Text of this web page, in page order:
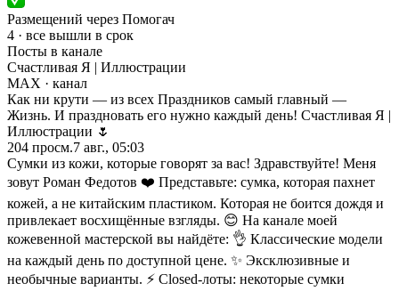
Размещений через Помогач
4 · все вышли в срок
Посты в канале
Счастливая Я | Иллюстрации
MAX · канал
Как ни крути — из всех Праздников самый главный —
Жизнь. И праздновать его нужно каждый день! Счастливая Я |
Иллюстрации 🌷
204 просм.7 авг., 05:03
Сумки из кожи, которые говорят за вас! Здравствуйте! Меня
зовут Роман Федотов ❤️ Представьте: сумка, которая пахнет
кожей, а не китайским пластиком. Которая не боится дождя и
привлекает восхищённые взгляды. 😊 На канале моей
кожевенной мастерской вы найдёте: 👌 Классические модели
на каждый день по доступной цене. ✨ Эксклюзивные и
необычные варианты. ⚡ Closed-лоты: некоторые сумки